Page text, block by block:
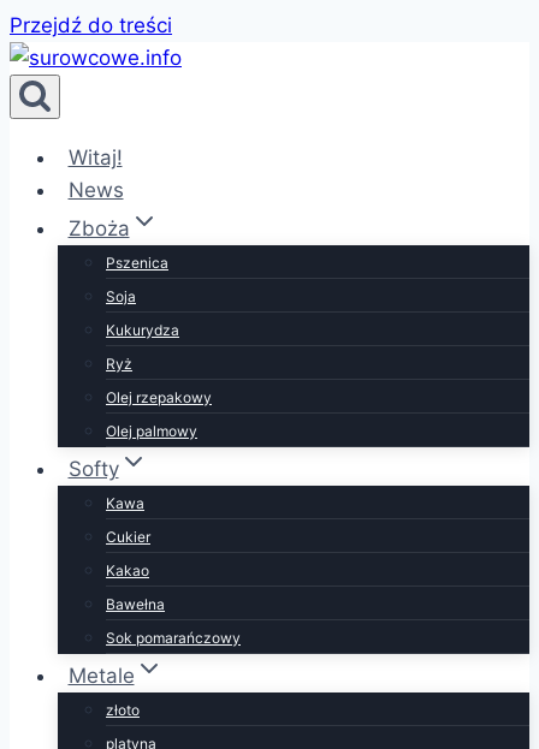
Przejdź do treści
Witaj!
News
Zboża
Pszenica
Soja
Kukurydza
Ryż
Olej rzepakowy
Olej palmowy
Softy
Kawa
Cukier
Kakao
Bawełna
Sok pomarańczowy
Metale
złoto
platyna